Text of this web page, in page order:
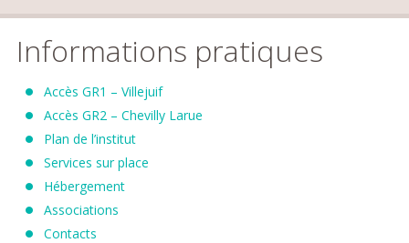
Informations pratiques
Accès GR1 – Villejuif
Accès GR2 – Chevilly Larue
Plan de l’institut
Services sur place
Hébergement
Associations
Contacts